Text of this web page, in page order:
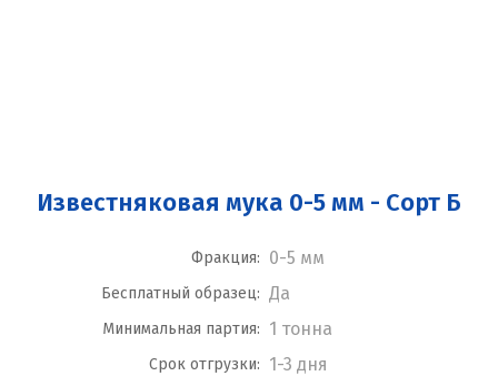
Известняковая мука 0-5 мм - Сорт Б
Фракция: 0-5 мм
Бесплатный образец: Да
Минимальная партия: 1 тонна
Срок отгрузки: 1-3 дня